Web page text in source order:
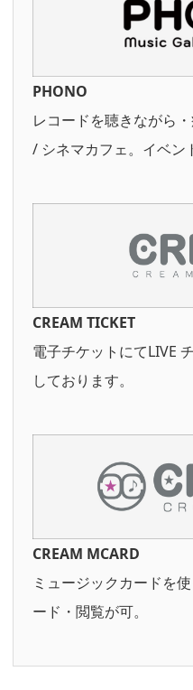
PHONO
レコードを聴きながら
/ シネマカフェ。イベン
CREAM TICKET
電子チケットにてLIVE
しております。
CREAM MCARD
ミュージックカードを
ード・閲覧が可。